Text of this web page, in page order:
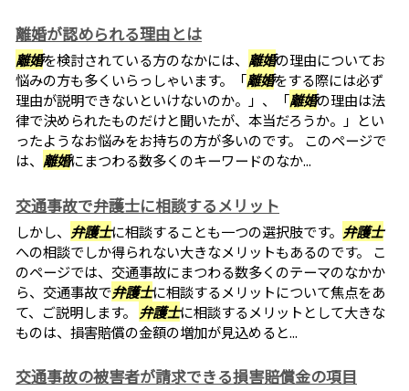
離婚が認められる理由とは
離婚を検討されている方のなかには、 離婚の理由についてお
悩みの方も多くいらっしゃいます。「離婚をする際には必ず
理由が説明できないといけないのか。」、「離婚の理由は法
律で決められたものだけと聞いたが、本当だろうか。」とい
ったようなお悩みをお持ちの方が多いのです。 このページで
は、 離婚にまつわる数多くのキーワードのなか...
交通事故で弁護士に相談するメリット
しかし、 弁護士に相談することも一つの選択肢です。 弁護士
への相談でしか得られない大きなメリットもあるのです。 こ
のページでは、交通事故にまつわる数多くのテーマのなかか
ら、交通事故で弁護士に相談するメリットについて焦点をあ
て、ご説明します。 弁護士に相談するメリットとして大きな
ものは、損害賠償の金額の増加が見込めると...
交通事故の被害者が請求できる損害賠償金の項目